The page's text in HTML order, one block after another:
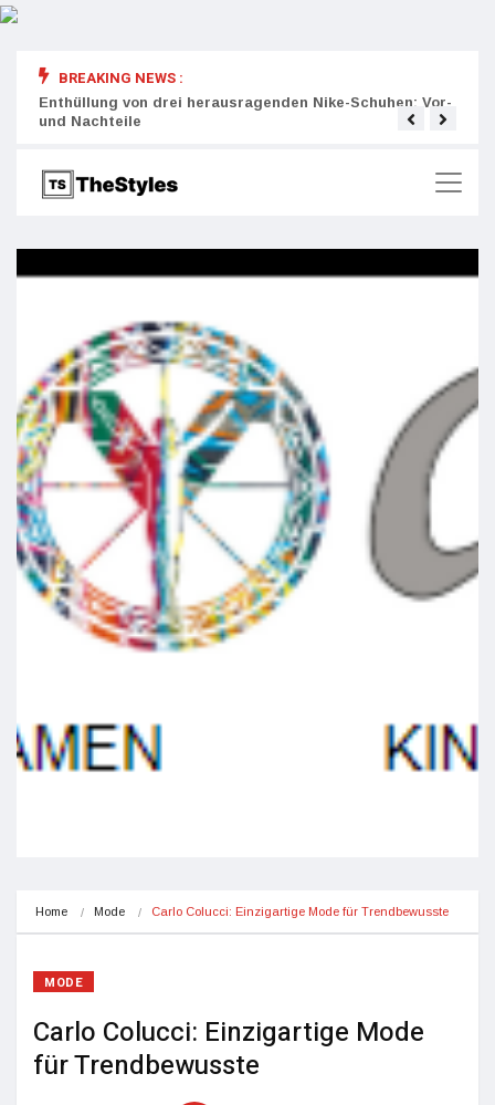
BREAKING NEWS :
Enthüllung von drei herausragenden Nike-Schuhen: Vor-
und Nachteile
Home Mode Carlo Colucci: Einzigartige Mode für Trendbewusste
MODE
Carlo Colucci: Einzigartige Mode
für Trendbewusste